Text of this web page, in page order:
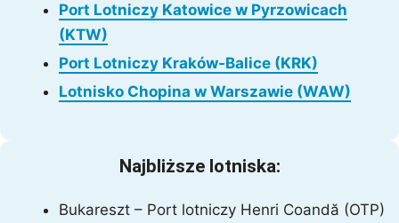
Port Lotniczy Katowice w Pyrzowicach
(KTW)
Port Lotniczy Kraków-Balice (KRK)
Lotnisko Chopina w Warszawie (WAW)
Najbliższe lotniska:
Bukareszt – Port lotniczy Henri Coandă (OTP)